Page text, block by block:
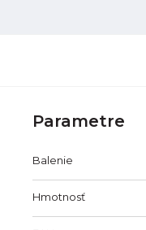
Parametre
Balenie
Hmotnosť